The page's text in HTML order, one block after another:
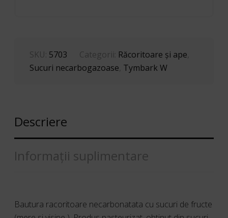
SKU: 5703 Categorii: Răcoritoare şi ape
Sucuri necarbogazoase Tymbark W
Descriere
Informații suplimentare
Bautura racoritoare necarbonatata cu sucuri de fructe